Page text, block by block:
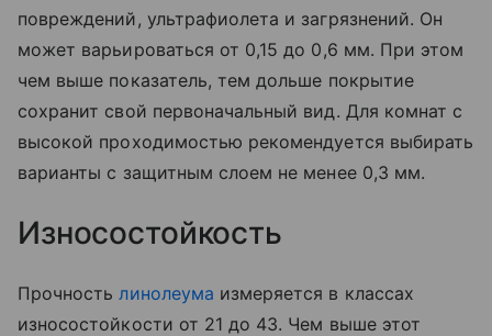
повреждений, ультрафиолета и загрязнений. Он
может варьироваться от 0,15 до 0,6 мм. При этом
чем выше показатель, тем дольше покрытие
сохранит свой первоначальный вид. Для комнат с
высокой проходимостью рекомендуется выбирать
варианты с защитным слоем не менее 0,3 мм.
Износостойкость
Прочность линолеума измеряется в классах
износостойкости от 21 до 43. Чем выше этот